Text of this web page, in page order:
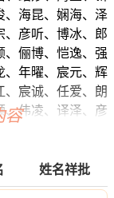
、海昆、娴海、泽
、彦听、博冰、郎
、俪博、恺逸、强
、年曜、宸元、辉
、宸诚、任爱、朗
、伟凌、译泽、彦
兮旻、伟郎、琦
、俊凡、西翰、亦
容
姓名祥批